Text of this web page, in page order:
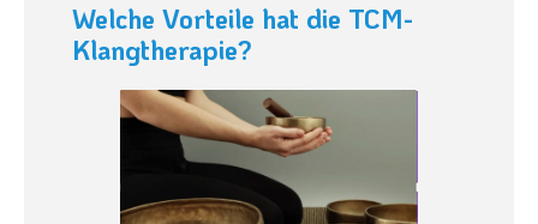
Welche Vorteile hat die TCM-
Klangtherapie?